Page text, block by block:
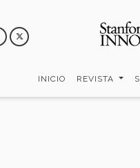
INICIO REVISTA